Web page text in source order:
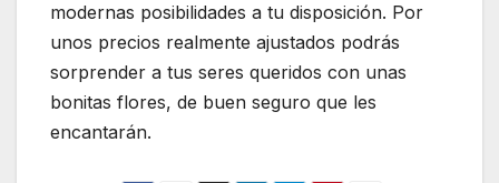
modernas posibilidades a tu disposición. Por
unos precios realmente ajustados podrás
sorprender a tus seres queridos con unas
bonitas flores, de buen seguro que les
encantarán.